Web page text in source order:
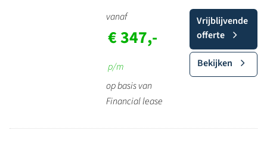
vanaf
€ 347,-
p/m
op basis van
Financial lease
Vrijblijvende
offerte
Bekijken